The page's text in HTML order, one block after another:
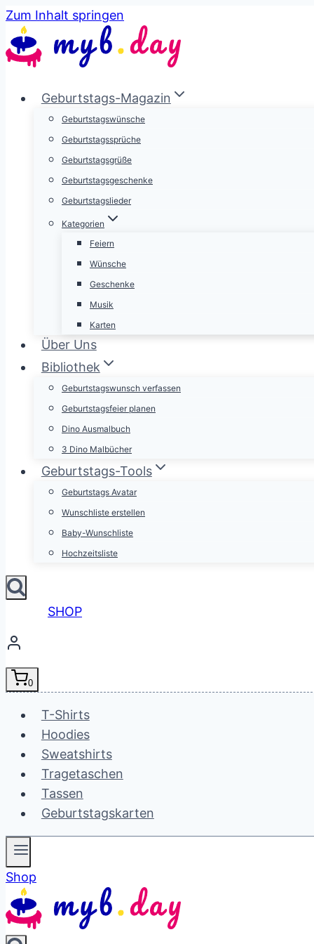
Zum Inhalt springen
Geburtstags-Magazin
Geburtstagswünsche
Geburtstagssprüche
Geburtstagsgrüße
Geburtstagsgeschenke
Geburtstagslieder
Kategorien
Feiern
Wünsche
Geschenke
Musik
Karten
Über Uns
Bibliothek
Geburtstagswunsch verfassen
Geburtstagsfeier planen
Dino Ausmalbuch
3 Dino Malbücher
Geburtstags-Tools
Geburtstags Avatar
Wunschliste erstellen
Baby-Wunschliste
Hochzeitsliste
SHOP
0
T-Shirts
Hoodies
Sweatshirts
Tragetaschen
Tassen
Geburtstagskarten
Shop